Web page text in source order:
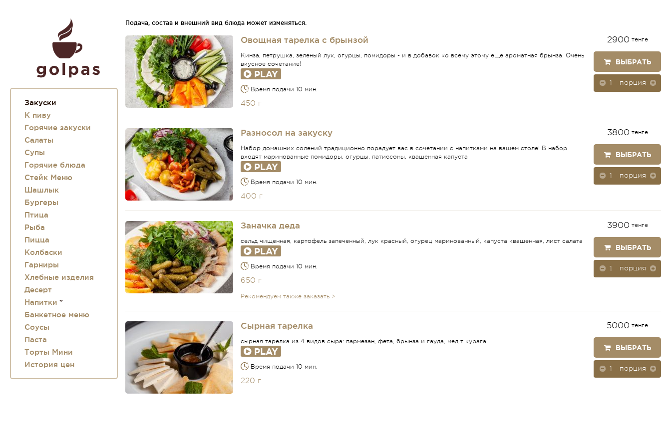
Закуски
К пиву
Горячие закуски
Салаты
Супы
Горячие блюда
Стейк Меню
Шашлык
Бургеры
Птица
Рыба
Пицца
Колбаски
Гарниры
Хлебные изделия
Десерт
Напитки
Банкетное меню
Соусы
Паста
Торты Мини
История цен
Подача, состав и внешний вид блюда может изменяться.
Овощная тарелка с брынзой
Кинза, петрушка, зеленый лук, огурцы, помидоры - и в добавок ко всему этому еще ароматная брынза. Очень
вкусное сочетание!
PLAY
Время подачи 10 мин.
450 г
2900 тенге
ВЫБРАТЬ
порция
Разносол на закуску
Набор домашних солений традиционно порадует вас в сочетании с напитками на вашем столе! В набор
входят маринованные помидоры, огурцы, патиссоны, квашенная капуста
PLAY
Время подачи 10 мин.
400 г
3800 тенге
ВЫБРАТЬ
порция
Заначка деда
сельд чищенная, картофель запеченный, лук красный, огурец маринованный, капуста квашенная, лист салата
PLAY
Время подачи 10 мин.
650 г
Рекомендуем также заказать >
3900 тенге
ВЫБРАТЬ
порция
Сырная тарелка
сырная тарелка из 4 видов сыра: пармезан, фета, брынза и гауда, мед т курага
PLAY
Время подачи 10 мин.
220 г
5000 тенге
ВЫБРАТЬ
порция